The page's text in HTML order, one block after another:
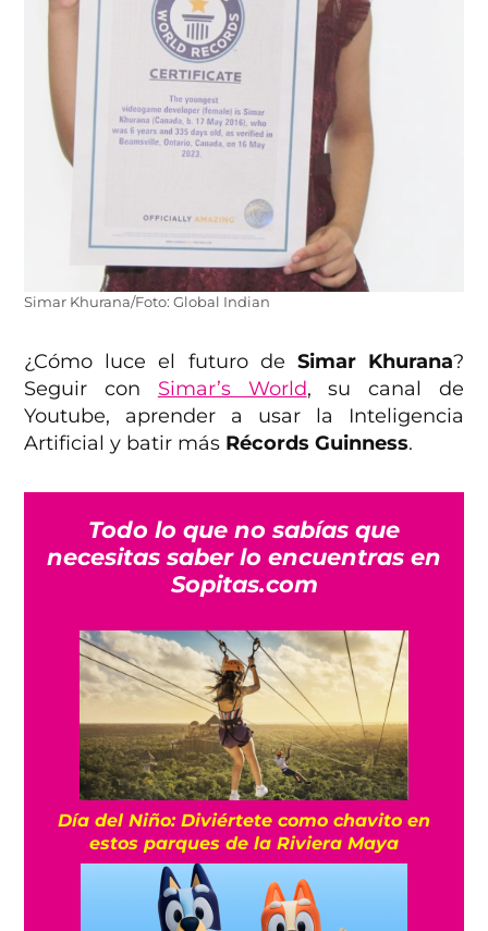
Simar Khurana/Foto: Global Indian
¿Cómo luce el futuro de Simar Khurana?
Seguir con Simar’s World, su canal de
Youtube, aprender a usar la Inteligencia
Artificial y batir más Récords Guinness.
Todo lo que no sabías que
necesitas saber lo encuentras en
Sopitas.com
Día del Niño: Diviértete como chavito en
estos parques de la Riviera Maya